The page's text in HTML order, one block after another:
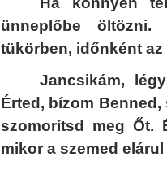
ünneplőbe öltözni.
tükörben, időnként az
Jancsikám,
Érted, bízom
szomorítsd meg Őt.
mikor a szemed